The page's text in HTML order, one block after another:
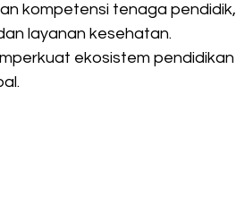
kompetensi tenaga pendidik,
layanan kesehatan.
ekosistem pendidikan